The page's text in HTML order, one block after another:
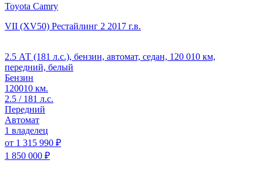
Toyota Camry
VII (XV50) Рестайлинг 2 2017 г.в.
2.5 АТ (181 л.с.), бензин, автомат, седан, 120 010 км,
передний, белый
Бензин
120010 км.
2.5 / 181 л.с.
Передний
Автомат
1 владелец
от 1 315 990 ₽
1 850 000 ₽